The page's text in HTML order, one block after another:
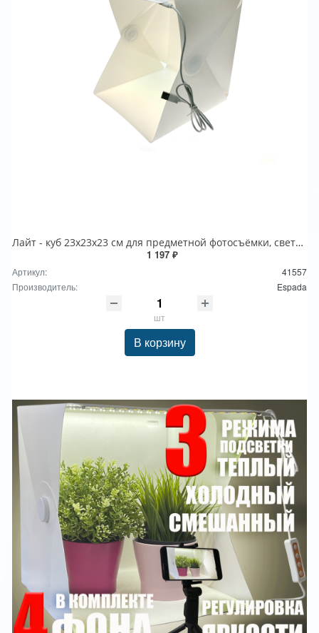
Лайт - куб 23x23x23 см для предметной фотосъёмки, светодиодная подсветка USB, 2 фона
1 197 ₽
Артикул:
41557
Производитель:
Espada
шт
В корзину